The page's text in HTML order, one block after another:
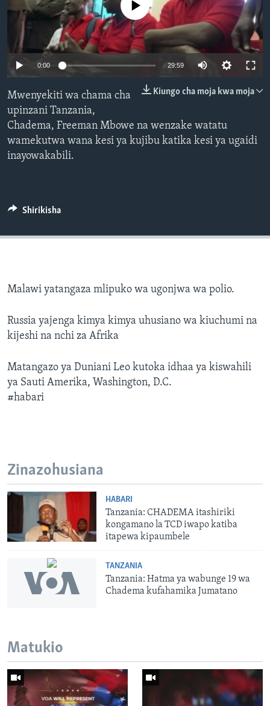
No media source currently available
0:00 29:59
Kiungo cha moja kwa moja
Mwenyekiti wa chama cha
upinzani Tanzania,
Chadema, Freeman Mbowe na wenzake watatu
wamekutwa wana kesi ya kujibu katika kesi ya ugaidi
inayowakabili.
Shirikisha
Malawi yatangaza mlipuko wa ugonjwa wa polio.
Russia yajenga kimya kimya uhusiano wa kiuchumi na
kijeshi na nchi za Afrika
Matangazo ya Duniani Leo kutoka idhaa ya kiswahili
ya Sauti Amerika, Washington, D.C.
#habari
Zinazohusiana
HABARI
Tanzania: CHADEMA itashiriki
kongamano la TCD iwapo katiba
itapewa kipaumbele
TANZANIA
Tanzania: Hatma ya wabunge 19 wa
Chadema kufahamika Jumatano
Matukio